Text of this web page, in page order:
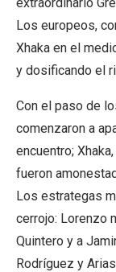
Los europeos,
Xhaka en el
y dosificando el
Con el paso de
comenzaron a
encuentro;
fueron
Los estrategas
cerrojo: Lorenzo
Quintero y a
Rodríguez y